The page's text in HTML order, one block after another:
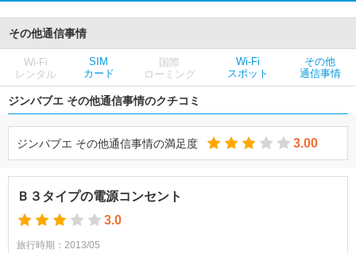
その他通信事情
Wi-Fi
レンタル
SIM
カード
国際
ローミング
Wi-Fi
スポット
その他
通信事情
ジンバブエ その他通信事情のクチコミ
ジンバブエ その他通信事情の満足度 3.00
Ｂ３タイプの電源コンセント
3.0
旅行時期：2013/05